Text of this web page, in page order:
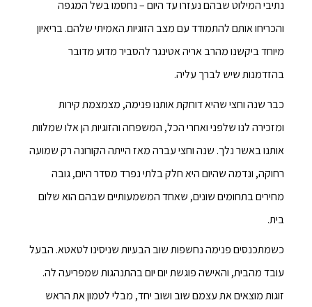
נתיבי המילוט שבהם נעזרו עד היום – נחסמו בשל המגפה
והכריחו אותם להתמודד עם מצב הזוגיות האמיתי שלהם. בריאיון
מיוחד ביקשנו מהרב אריה אטינגר להסביר מדוע מדובר
בהזדמנות שיש לברך עליה.
כבר שנה וחצי שהיא דוחקת אותנו פנימה, מצמצמת קירות
ומזכירה לנו שלפני ואחרי הכל, המשפחה והזוגיות הן אלו שמלוות
אותנו באשר נלך. שנה וחצי עברה מאז הייתה הקורונה רק שמועה
רחוקה, ונדמה שהיום היא חלק בלתי נפרד מסדר היום, גובה
מחירים בתחומים שונים, שאחד המשמעותיים שבהם הוא שלום
בית.
כשמתכנסים פנימה נחשפות שוב הבעיות שניסינו לטאטא. הבעל
עובד מהבית, והאישה פוגשת יום יום בהתנהגות שמפריעה לה.
זוגות מוצאים את עצמם שוב ושוב יחד, מבלי לטמון את הראש